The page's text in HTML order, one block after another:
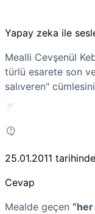
Yapay zeka ile
Mealli Cevşenül
türlü esarete son
salıveren"
25.01.2011
Cevap
Mealde geçen